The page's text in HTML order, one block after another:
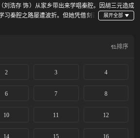
刘浩存 饰）从家乡带出来学唱秦腔。因胡三元造成
习秦腔之路屡遭波折。但她凭借刻苦
秦腔艺术的传承才是她作为“主角”的真正意义，她
排序
2 3 4
6 7 8
10 11 12
14 15 16